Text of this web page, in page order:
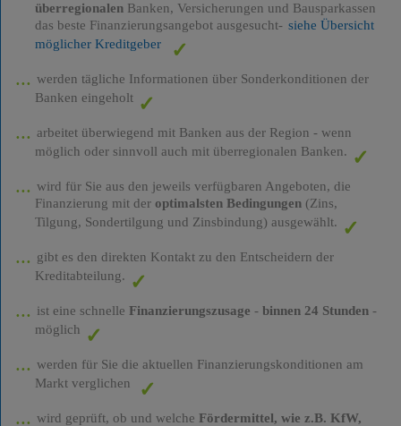
überregionalenBanken, Versicherungen und Bausparkassen
das beste Finanzierungsangebot ausgesucht- siehe Übersicht
möglicher Kreditgeber
werden tägliche Informationen über Sonderkonditionen der
Banken eingeholt
arbeitet überwiegend mit Banken aus der Region - wenn
möglich oder sinnvoll auch mit überregionalen Banken.
wird für Sie aus den jeweils verfügbaren Angeboten, die
Finanzierung mit der optimalsten Bedingungen(Zins,
Tilgung, Sondertilgung und Zinsbindung) ausgewählt.
gibt es den direkten Kontakt zu den Entscheidern der
Kreditabteilung.
ist eine schnelle Finanzierungszusage - binnen 24 Stunden-
möglich
werden für Sie die aktuellen Finanzierungskonditionen am
Markt verglichen
wird geprüft, ob und welche Fördermittel, wie z.B. KfW,